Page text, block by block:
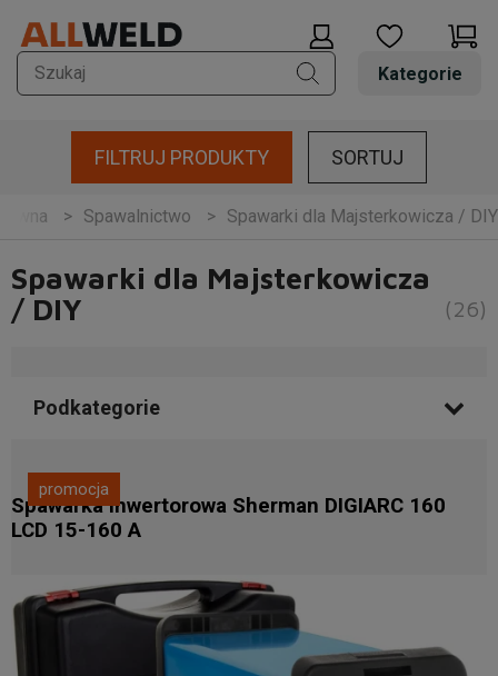
Kategorie
FILTRUJ PRODUKTY SORTUJ
Spawalnictwo Spawarki dla Majsterkowicza / DIY
Spawarki dla Majsterkowicza
/ DIY
(26)
Podkategorie
Spawarka inwertorowa Sherman DIGIARC 160
LCD 15-160 A
promocja